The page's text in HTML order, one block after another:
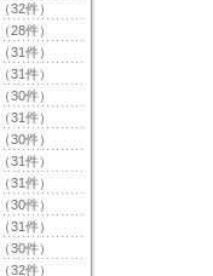
（32件）
（28件）
（31件）
（31件）
（30件）
（31件）
（30件）
（31件）
（31件）
（30件）
（31件）
（30件）
（32件）